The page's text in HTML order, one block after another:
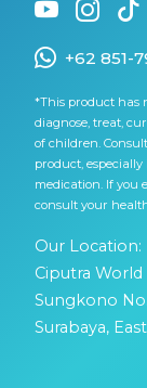
+62 851-
*This product has
diagnose, treat,
of children.
product,
medication. If you
consult your
Our Location:
Ciputra World
Sungkono
Surabaya,